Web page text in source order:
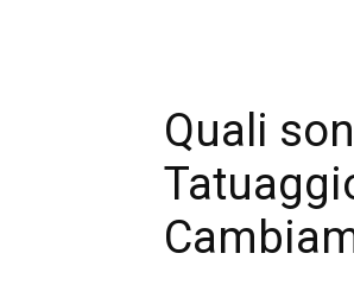
Quali